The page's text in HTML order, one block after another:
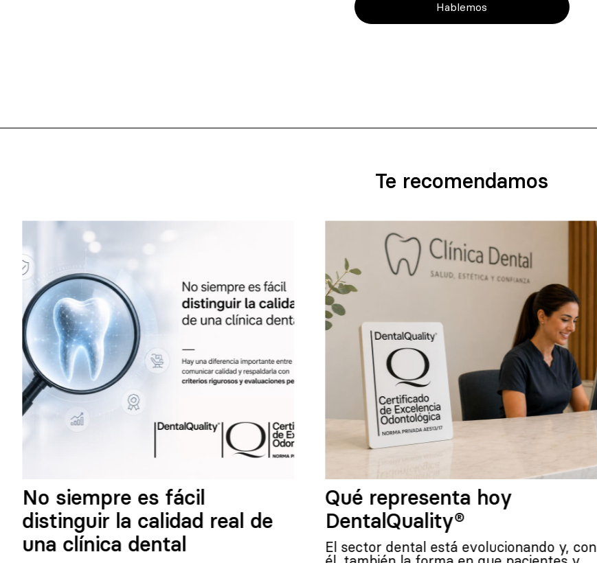
Hablemos
Te recomendamos
No siempre es fácil
distinguir la calidad real de
una clínica dental
Qué representa hoy
DentalQuality®
El sector dental está evolucionando y, con